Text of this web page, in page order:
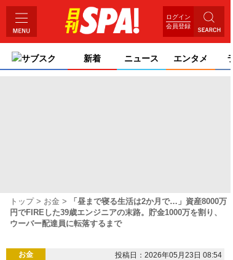
ログイン
会員登録
サブスク 新着 ニュース エンタメ
トップ お金
「昼まで寝る生活は2か月で…」資産8000万
円でFIREした39歳エンジニアの末路。貯金1000万を割り、
ウーバー配達員に転落するまで
お金 投稿日：2026年05月23日 08:54